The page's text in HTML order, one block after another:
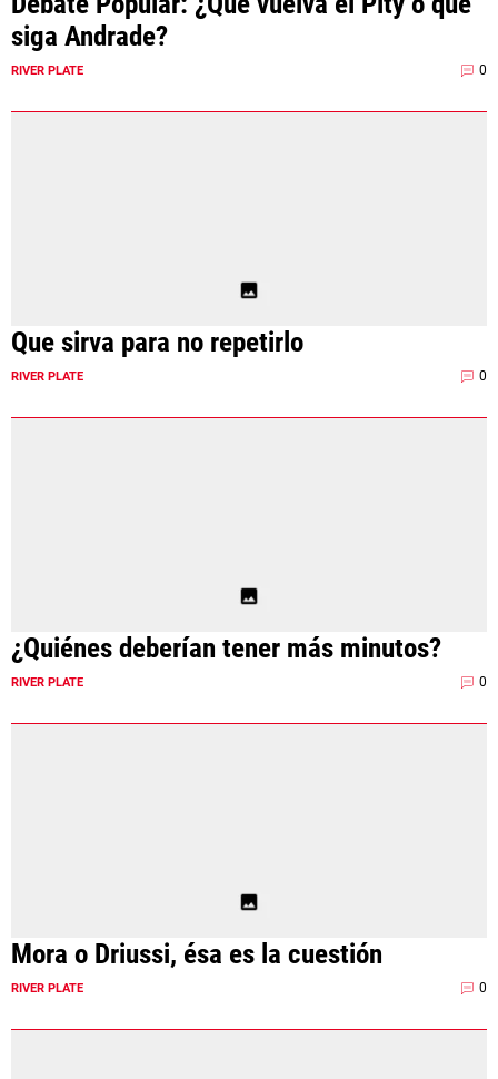
siga Andrade?
RIVER PLATE 0
Que sirva para no repetirlo
RIVER PLATE 0
¿Quiénes deberían tener más minutos?
RIVER PLATE 0
Mora o Driussi, ésa es la cuestión
RIVER PLATE 0